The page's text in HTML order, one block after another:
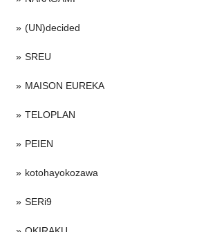
(UN)decided
SREU
MAISON EUREKA
TELOPLAN
PEIEN
kotohayokozawa
SERi9